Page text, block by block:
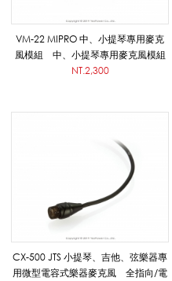
樂
_
VM-22 MIPRO 中、小提琴專用麥克
風模組 中、小提琴專用麥克風模組
NT.2,300
CX-500 JTS 小提琴、吉他、弦樂器專
用微型電容式樂器麥克風 全指向/電